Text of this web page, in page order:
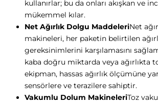
kullanırlar; bu da onları akışkan ve
mükemmel kılar.
Net Ağırlık Dolgu MaddeleriNet
makineleri, her paketin belirtilen
gereksinimlerini karşılamasını
kaba doğru miktarda veya ağırlıkta
ekipman, hassas ağırlık ölçümüne
sensörlere ve terazilere sahiptir.
Vakumlu Dolum MakineleriToz